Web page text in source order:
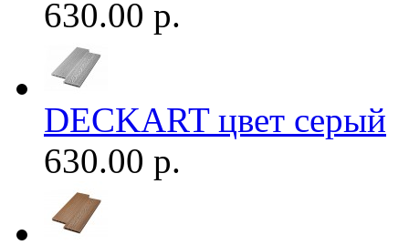
630.00 р.
DECKART цвет серый
630.00 р.